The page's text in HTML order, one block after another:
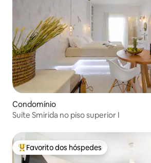
Condomínio
Suíte Smirida no piso superior I
Favoritos dos hóspedes mais apreciados
Favorito dos hóspedes